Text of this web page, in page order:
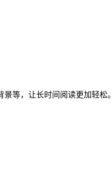
等，让长时间阅读更加轻松。